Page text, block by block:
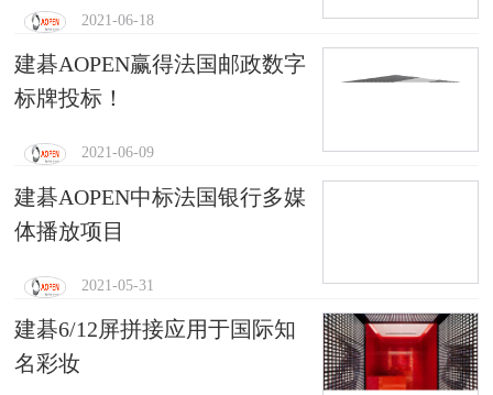
2021-06-18
建碁AOPEN赢得法国邮政数字
标牌投标！
2021-06-09
建碁AOPEN中标法国银行多媒
体播放项目
2021-05-31
建碁6/12屏拼接应用于国际知
名彩妆